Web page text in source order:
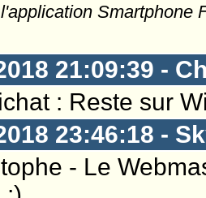
Smartphone
21:09:39 -
: Reste sur
23:46:18 -
- Le